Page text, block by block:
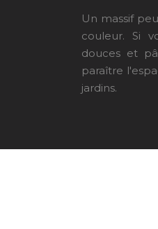
Un massif
couleur. Si
douces et
paraître
jardins.